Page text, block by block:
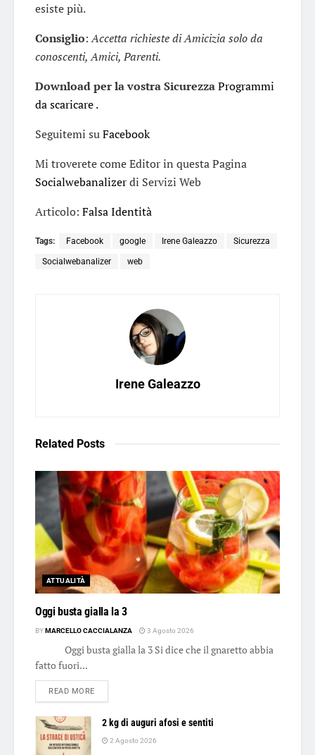
esiste più.
Consiglio:Accetta richieste di Amicizia solo da
conoscenti, Amici, Parenti.
Download per la vostra SicurezzaProgrammi
da scaricare .
Seguitemi suFacebook
Mi troverete come Editor in questa Pagina
Socialwebanalizerdi Servizi Web
Articolo: Falsa Identità
Tags: Facebook google Irene Galeazzo Sicurezza
Socialwebanalizer web
Irene Galeazzo
Related Posts
ATTUALITÀ
Oggi busta gialla la 3
BY MARCELLO CACCIALANZA 3 Agosto 2026
Oggi busta gialla la 3 Si dice che il gnaretto abbia
fatto fuori...
READ MOREDETAILS
2 kg di auguri afosi e sentiti
2 Agosto 2026